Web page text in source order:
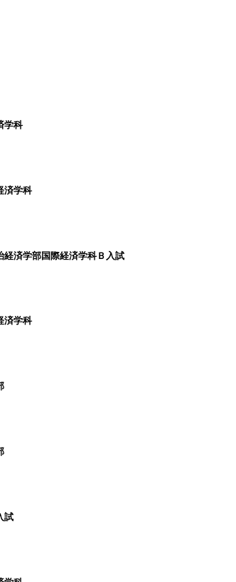
学科
済学科
経済学部国際経済学科Ｂ入試
済学科
試